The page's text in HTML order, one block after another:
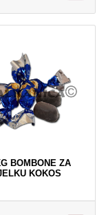
BOMBONE ZA
KOKOS